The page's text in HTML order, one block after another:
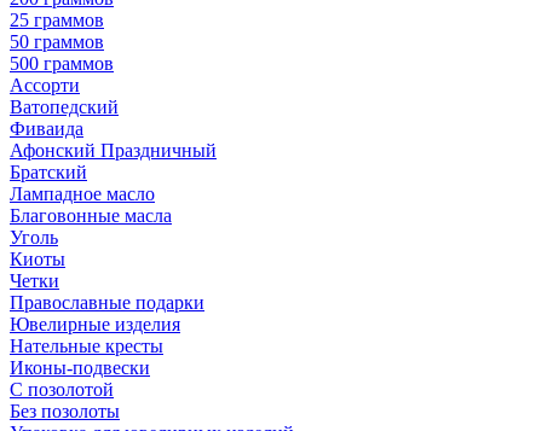
25 граммов
50 граммов
500 граммов
Ассорти
Ватопедский
Фиваида
Афонский Праздничный
Братский
Лампадное масло
Благовонные масла
Уголь
Киоты
Четки
Православные подарки
Ювелирные изделия
Нательные кресты
Иконы-подвески
С позолотой
Без позолоты